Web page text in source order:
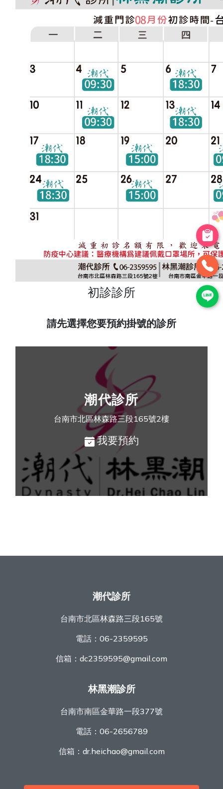
初診診所
請先選擇您要預約掛號的診所
潮代診所
台南市北區林森路三段165號2樓
我要預約
潮代診所
台南市北區林森路三段165號
電話： 06-2359595
信箱： dc2359595@gmail.com
林黑潮診所
台南市南區金華路一段377號
電話： 06-2656789
信箱： dr.heichao@gmail.com